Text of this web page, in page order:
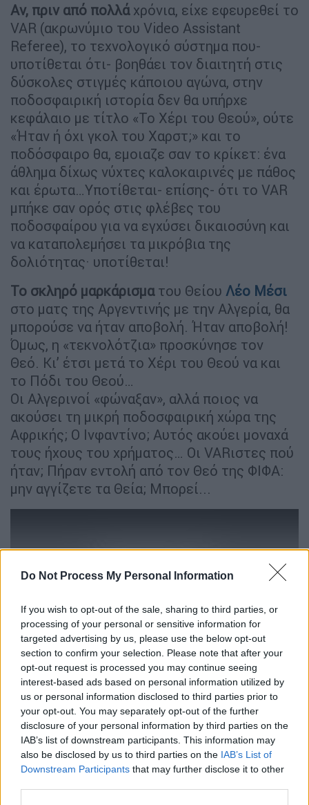
Do Not Process My Personal Information
If you wish to opt-out of the sale, sharing to third parties, or
processing of your personal or sensitive information for
targeted advertising by us, please use the below opt-out
section to confirm your selection. Please note that after your
opt-out request is processed you may continue seeing
interest-based ads based on personal information utilized by
us or personal information disclosed to third parties prior to
your opt-out. You may separately opt-out of the further
disclosure of your personal information by third parties on the
IAB’s list of downstream participants. This information may
also be disclosed by us to third parties on the IAB’s List of
Downstream Participants that may further disclose it to other
Αν, πριν από πολλάχρόνια, είχε εφευρεθεί το
VAR (ακρωνύμιο του Video Assistant
Referee), το τεχνολογικό σύστημα που-
υποτίθεται ότι- βοηθάει τον διαιτητή στις
δύσκολες στιγμές κάποιου αγώνα, στην
ποδοσφαιρική ιστορία δεν θα υπήρχε
κεφάλαιο με τίτλο «Το Χέρι του Θεού», ούτε
«Ήταν ή όχι γκολ του Χαρστ;» και το
ποδόσφαιρο θα, εμοιαζε σαν το κρίκετ: ένα
άθλημα δίχως νύχτες καλοκαιρινές με πάθος
και έρωτα…Υποτίθεται- επίσης- ότι το VAR
μπήκε σαν ορός στις φλέβες του
ποδοσφαίρου για να εγχύσει δικαιοσύνη και
να καταπολεμήσει τα μικρόβια της
δολιότητας· υποτίθεται!
Το σκληρό μαρκάρισματου Θείου Λέο Μέσι
στο ματς της Αργεντινής με την Αλγερία, θα
μπορούσε να ήταν αποβολή. Ήταν αποβολή!
Όμως, η «τεκνολότζια» προσκύνησε τον
Θεό. Κι’ έτσι μετά το Χέρι του Θεού να και
το Πόδι του Θεού…
Οι Αλγερινοί «φώναξαν», αλλά ποιος να
ακούσει τη μικρή ποδοσφαιρική χώρα της
Αφρικής; Ο Ινφαντίνο; Αυτός ακούει μοναχά
τους ήχους του χρήματος… Οι VARιστες πού
ήταν; Πήραν εντολή από τον Θεό της ΦΙΦΑ:
μην αγγίζετε τα Θεία; Μπορεί...
Κι’ αφήνουμετον Μέσι και την κόκκινη
κάρτα που την ξεθώριασε το VAR και πάμε
στον αγώνα του κουρασμένου Βελγίου με το
πολύπαθο Ιράν. Οι απόγονοι του Ξέρξη, και
όλοι οι θεατές- τηλέ και δια ζώσης- είδαν
τον Ρομέλου Λουκάκου να χτυπάει με
τεντωμένο το πόδι τον τερματοφύλακα της